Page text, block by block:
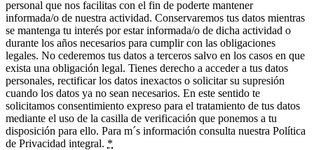
personal que nos facilitas con el fin de poderte mantener
informada/o de nuestra actividad. Conservaremos tus datos mientras
se mantenga tu interés por estar informada/o de dicha actividad o
durante los años necesarios para cumplir con las obligaciones
legales. No cederemos tus datos a terceros salvo en los casos en que
exista una obligación legal. Tienes derecho a acceder a tus datos
personales, rectificar los datos inexactos o solicitar su supresión
cuando los datos ya no sean necesarios. En este sentido te
solicitamos consentimiento expreso para el tratamiento de tus datos
mediante el uso de la casilla de verificación que ponemos a tu
disposición para ello. Para m´s información consulta nuestra Política
de Privacidad integral. *